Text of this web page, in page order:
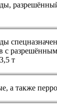
с
т
а также